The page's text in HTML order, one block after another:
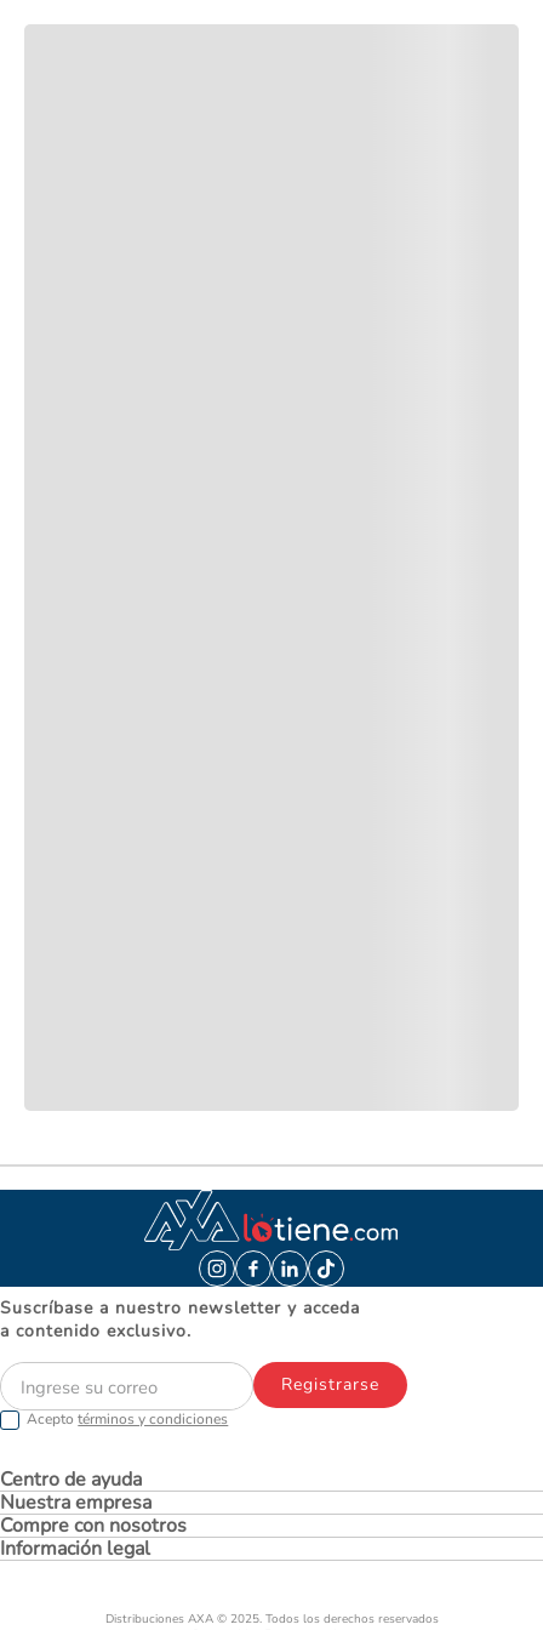
Suscríbase a nuestro newsletter y acceda
a contenido exclusivo.
Aceptotérminos y condiciones
Registrarse
Centro de ayuda
Nuestra empresa
Compre con nosotros
Información legal
Distribuciones AXA © 2025. Todos los derechos reservados